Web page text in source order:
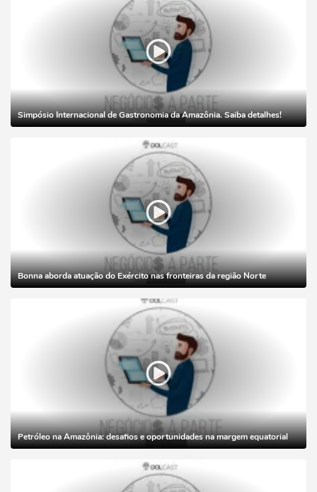
Simpósio Internacional de Gastronomia da Amazônia. Saiba detalhes!
Bonna aborda atuação do Exército nas fronteiras da região Norte
Petróleo na Amazônia: desafios e oportunidades na margem equatorial